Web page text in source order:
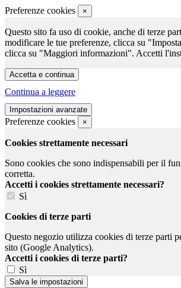
Preferenze cookies ×
Questo sito fa uso di cookie, anche di terze
modificare le tue preferenze, clicca su
clicca su "Maggiori informazioni". Accetti
Continua a leggere
Preferenze cookies ×
Cookies strettamente necessari
Sono cookies che sono indispensabili per il
corretta.
Accetti i cookies strettamente necessari?
Sì
Cookies di terze parti
Questo negozio utilizza cookies di terze parti
sito (Google Analytics).
Accetti i cookies di terze parti?
Sì